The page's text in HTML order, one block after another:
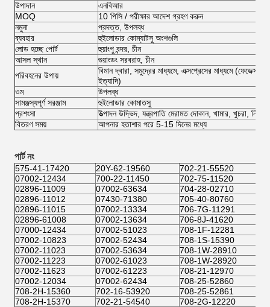
উপাদান
এনবিআর
MOQ
10 পিসি / পরীক্ষার আদেশ গ্রহণ করুন
নমুনা
প্রদত্ত, উপলব্ধ
ব্যবহার
হুইলোডার কোম্যাটসু অংশগুলি
লোড হচ্ছে পোর্ট
হুয়াংপু বন্দর, চীন
আসল স্থান
গুয়াংডং সরবরাহ, চীন
পরিবহনের উপায়
বিমান দ্বারা, সমুদ্রের মাধ্যমে, এক্সপ্রেসের মাধ্যমে
ইত্যাদি)
ওম
উপলব্ধ
সামঞ্জস্যপূর্ণ সরঞ্জাম
হুইলোডার কোমাতসু
প্রশংসা
উত্পাদন উদ্ভিদ, যন্ত্রপাতি মেরামত দোকান, খামার, খুচরা,
বিতরণ সময়
আপনার হতাশার পরে 5-15 দিনের মধ্যে
পার্ট নং
575-41-17420 20Y-62-19560
702-21-55520
07002-12434
700-22-11450
702-75-11520
02896-11009
07002-63634
704-28-02710
02896-11012
07430-71380
705-40-80760
02896-11015
07002-13334
706-7G-11291
02896-61008
07002-13634
706-8J-41620
07000-12434
07002-51023
708-1F-12281
07002-10823
07002-52434
708-1S-15390
07002-11023
07002-53634
708-1W-28910
07002-11223
07002-61023
708-1W-28920
07002-11623
07002-61223
708-21-12970
07002-12034
07002-62434
708-25-52860
708-2H-15360
702-16-53920
708-25-52861
708-2H-15370
702-21-54540 708-2G-12220